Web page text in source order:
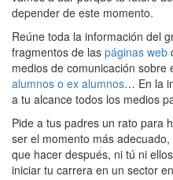
depender de este momento.
Reúne toda la información del
fragmentos de las páginas web
medios de comunicación sobre
alumnos o ex alumnos… En la
a tu alcance todos los medios
Pide a tus padres un rato para
ser el momento más
que hacer después, ni tú ni
iniciar tu carrera en un sector